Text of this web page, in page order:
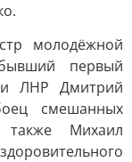
молодёжной
первый
ЛНР Дмитрий
смешанных
Михаил